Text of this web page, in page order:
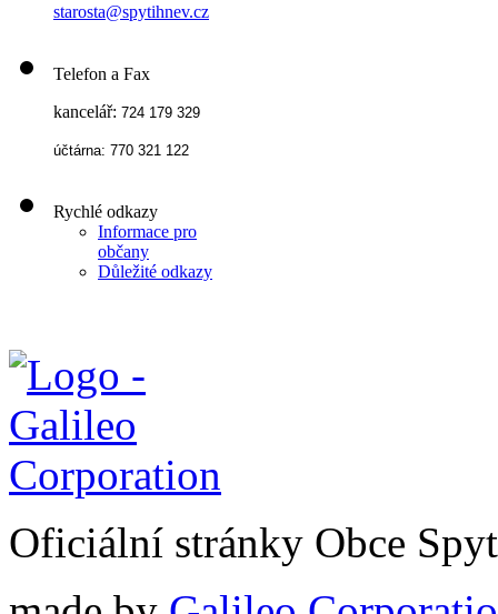
starosta@spytihnev.cz
Telefon a Fax
kancelář: 724 179 329
účtárna: 770 321 122
Rychlé odkazy
Informace pro
občany
Důležité odkazy
Oficiální stránky Obce